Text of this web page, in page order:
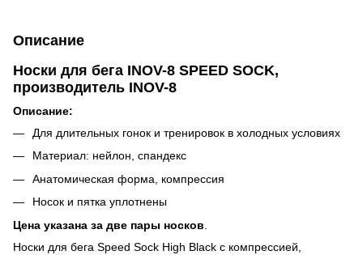
Описание
Носки для бега INOV-8 SPEED SOCK,
производитель INOV-8
Описание:
Для длительных гонок и тренировок в холодных условиях
Материал: нейлон, спандекс
Анатомическая форма, компрессия
Носок и пятка уплотнены
Цена указана за две пары носков
Носки для бега Speed Sock High Black с компрессией,